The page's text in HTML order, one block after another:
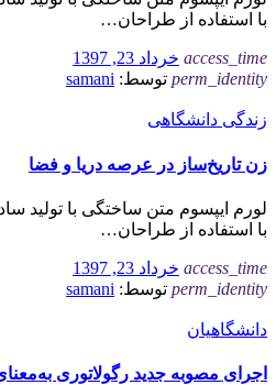
با استفاده از طراحان…
access_time خرداد 23, 1397
perm_identity توسط: samani
زندگی دانشگاهی
زن تاریخ‌ساز در عرصه دریا و فضا
لورم ایپسوم متن ساختگی با تولید
با استفاده از طراحان…
access_time خرداد 23, 1397
perm_identity توسط: samani
دانشگاهیان
اجرای مصوبه جدید رگولاتوری